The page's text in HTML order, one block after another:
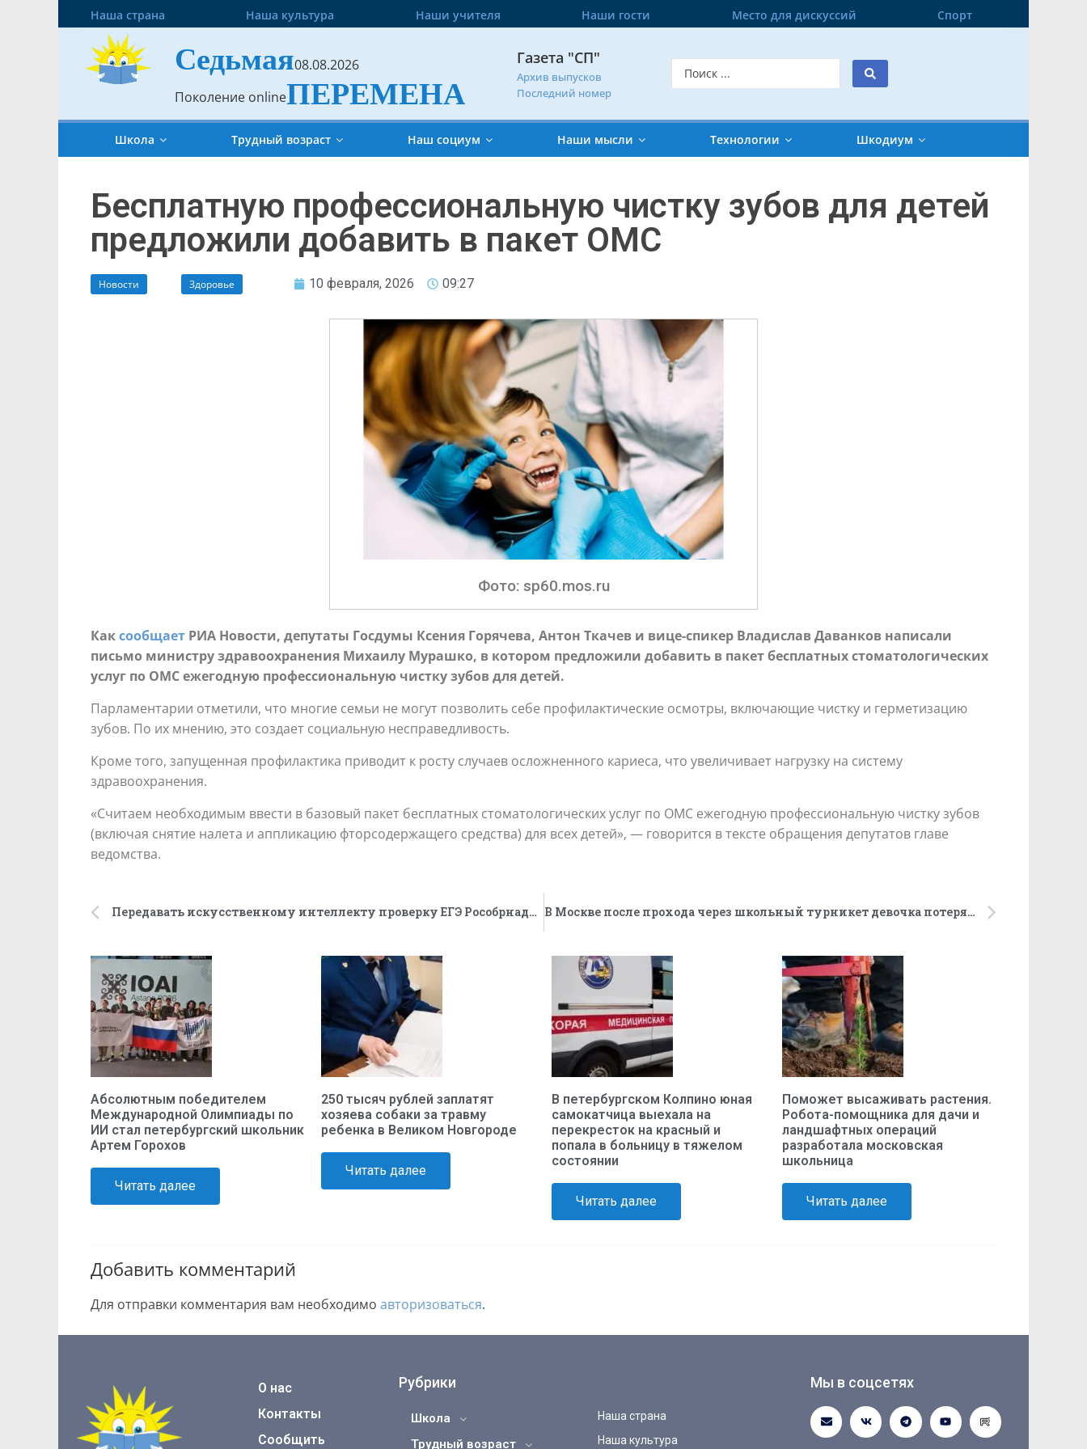
Наша страна Наша культура Наши учителя Наши гости Место для дискуссий Спорт
Седьмая08.08.2026
Поколение onlineПЕРЕМЕНА
Газета "СП"
Архив выпусков
Последний номер
Школа Трудный возраст Наш социум Наши мысли Технологии Шкодиум
Бесплатную профессиональную чистку зубов для детей
предложили добавить в пакет ОМС
Новости Здоровье 10 февраля, 2026 09:27
Фото: sp60.mos.ru
Каксообщает РИА Новости, депутаты Госдумы Ксения Горячева, Антон Ткачев и вице-спикер Владислав Даванков написали
письмо министру здравоохранения Михаилу Мурашко, в котором предложили добавить в пакет бесплатных стоматологических
услуг по ОМС ежегодную профессиональную чистку зубов для детей.
Парламентарии отметили, что многие семьи не могут позволить себе профилактические осмотры, включающие чистку и герметизацию
зубов. По их мнению, это создает социальную несправедливость.
Кроме того, запущенная профилактика приводит к росту случаев осложненного кариеса, что увеличивает нагрузку на систему
здравоохранения.
«Считаем необходимым ввести в базовый пакет бесплатных стоматологических услуг по ОМС ежегодную профессиональную чистку зубов
(включая снятие налета и аппликацию фторсодержащего средства) для всех детей», — говорится в тексте обращения депутатов главе
ведомства.
Передавать искусственному интеллекту проверку ЕГЭ Рособрнадзор не планирует В Москве после прохода через школьный турникет девочка потеряла сознание. Предположительно, от удара током
Абсолютным победителем
Международной Олимпиады по
ИИ стал петербургский школьник
Артем Горохов
Читать далее
250 тысяч рублей заплатят
хозяева собаки за травму
ребенка в Великом Новгороде
Читать далее
В петербургском Колпино юная
самокатчица выехала на
перекресток на красный и
попала в больницу в тяжелом
состоянии
Читать далее
Поможет высаживать растения.
Робота-помощника для дачи и
ландшафтных операций
разработала московская
школьница
Читать далее
Добавить комментарий
Для отправки комментария вам необходимо авторизоваться.
О нас
Контакты
Сообщить
Рубрики
Школа
Трудный возраст
Наша страна
Наша культура
Мы в соцсетях